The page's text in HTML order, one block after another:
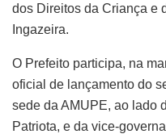
dos Direitos da Criança e
Ingazeira.
O Prefeito participa, na
oficial de lançamento do
sede da AMUPE, ao lado
Patriota, e da vice-